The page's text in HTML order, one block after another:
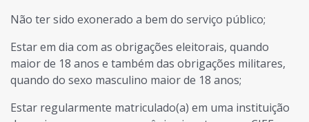
Não ter sido exonerado a bem do serviço público;
Estar em dia com as obrigações eleitorais, quando
maior de 18 anos e também das obrigações militares,
quando do sexo masculino maior de 18 anos;
Estar regularmente matriculado(a) em uma instituição